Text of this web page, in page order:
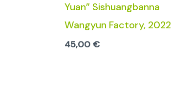
Yuan” Sishuangbanna
Wangyun Factory, 2022
45,00 €